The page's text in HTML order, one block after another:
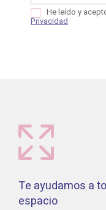
He leído y
Privacidad
Te ayudamos a
espacio